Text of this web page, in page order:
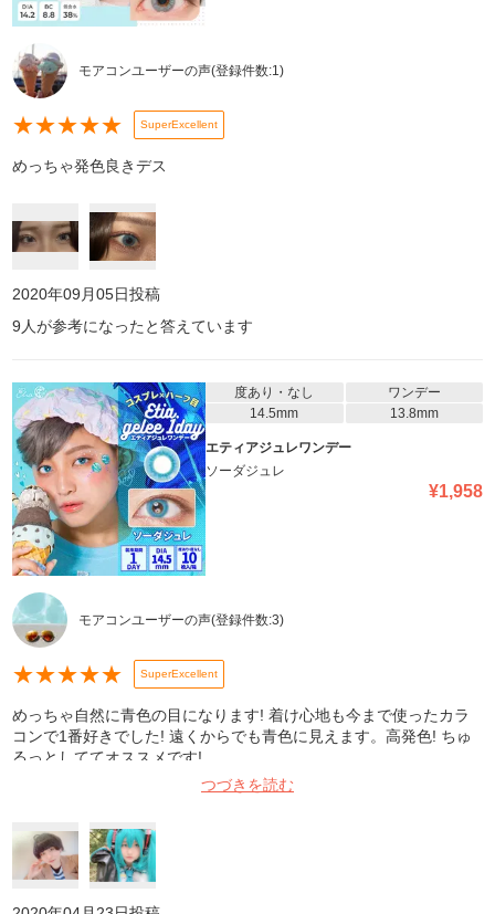
モアコンユーザーの声(登録件数:1)
★★★★★ SuperExcellent
めっちゃ発色良きデス
2020年09月05日投稿
9 人が参考になったと答えています
度あり・なし
ワンデー
14.5mm
13.8mm
エティアジュレワンデー
ソーダジュレ
¥1,958
モアコンユーザーの声(登録件数:3)
★★★★★ SuperExcellent
めっちゃ自然に青色の目になります! 着け心地も今まで使ったカラ
コンで1番好きでした! 遠くからでも青色に見えます。高発色! ちゅ
るっとしててオススメです!
つづきを読む